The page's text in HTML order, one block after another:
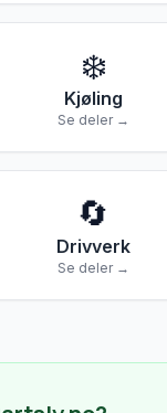
❄️
Kjøling
Se deler →
🔄
Drivverk
Se deler →